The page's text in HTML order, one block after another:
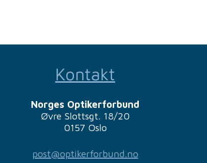
Kontakt
Norges Optikerforbund
Øvre Slottsgt. 18/20
0157 Oslo
post@optikerforbund.no